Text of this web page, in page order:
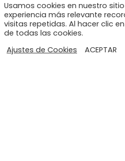
Usamos cookies en nuestro
experiencia más relevante
visitas repetidas. Al hacer clic
de todas las cookies.
Ajustes de Cookies
ACEPTAR